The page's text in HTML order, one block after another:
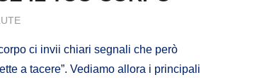
ci invii chiari segnali che però
a tacere”. Vediamo allora i principali